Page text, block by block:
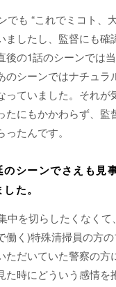
でも “これでミコト、
したし、監督にも確
後の1話のシーンでは
シーンではナチュラ
っていました。それが
たにもかかわらず、監
たんです。
シーンでさえも見
た。
中を切らしたくなくて
働く)特殊清掃員の方
ただいていた警察の方
た時にどういう感情を